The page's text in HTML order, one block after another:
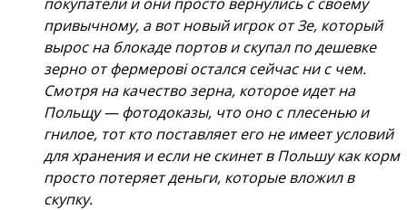
привычному, а вот новый игрок от Зе, который
вырос на блокаде портов и скупал по дешевке
зерно от фермерові остался сейчас ни с чем.
Смотря на качество зерна, которое идет на
Польщу — фотодоказы, что оно с плесенью и
гнилое, тот кто поставляет его не имеет условий
для хранения и если не скинет в Польшу как корм
просто потеряет деньги, которые вложил в
скупку.